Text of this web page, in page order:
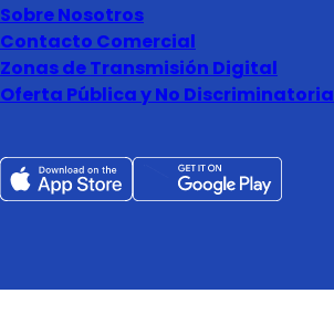
Sobre Nosotros
Contacto Comercial
Zonas de Transmisión Digital
Oferta Pública y No Discriminatoria